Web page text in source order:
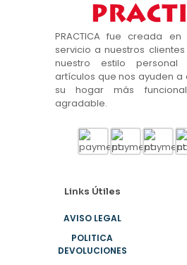
PRACTICA fue creada
servicio a nuestros
nuestro estilo
artículos que nos ayuden
su hogar más
agradable.
Links Útiles
AVISO LEGAL
POLITICA
DEVOLUCIONES